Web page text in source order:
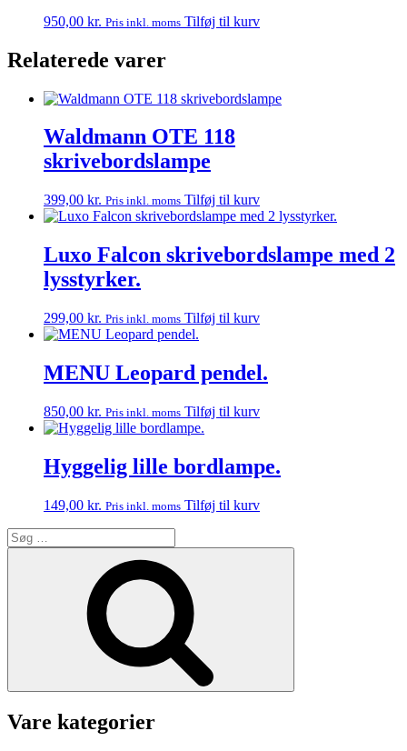
950,00 kr. Pris inkl. moms Tilføj til kurv
Relaterede varer
Waldmann OTE 118
skrivebordslampe
399,00 kr. Pris inkl. moms Tilføj til kurv
Luxo Falcon skrivebordslampe med 2
lysstyrker.
299,00 kr. Pris inkl. moms Tilføj til kurv
MENU Leopard pendel.
850,00 kr. Pris inkl. moms Tilføj til kurv
Hyggelig lille bordlampe.
149,00 kr. Pris inkl. moms Tilføj til kurv
Søg
efter:
Vare kategorier